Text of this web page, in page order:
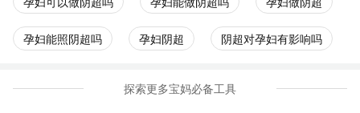
孕妇能照阴超吗 孕妇阴超 阴超对孕妇有影响吗
探索更多宝妈必备工具